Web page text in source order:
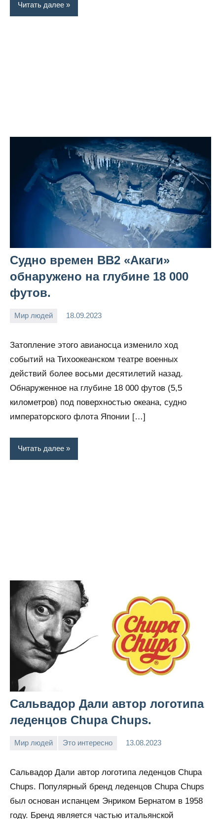
Читать далее
Судно времен ВВ2 «Акаги»
обнаружено на глубине 18 000
футов.
Мир людей 18.09.2023
Snow_owl
Затопление этого авианосца изменило ход
событий на Тихоокеанском театре военных
действий более восьми десятилетий назад.
Обнаруженное на глубине 18 000 футов (5,5
километров) под поверхностью океана, судно
императорского флота Японии […]
Читать далее
Сальвадор Дали автор логотипа
леденцов Chupa Chups.
Мир людей Это интересно 13.08.2023
Snow_owl
Сальвадор Дали автор логотипа леденцов Chupa
Chups. Популярный бренд леденцов Chupa Chups
был основан испанцем Энриком Бернатом в 1958
году. Бренд является частью итальянской